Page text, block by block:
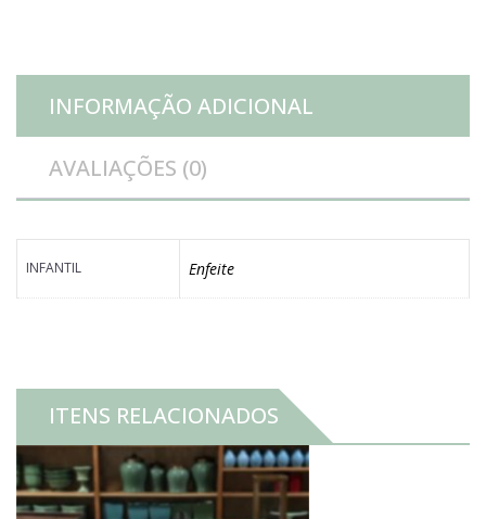
INFORMAÇÃO ADICIONAL
AVALIAÇÕES (0)
INFANTIL Enfeite
ITENS RELACIONADOS